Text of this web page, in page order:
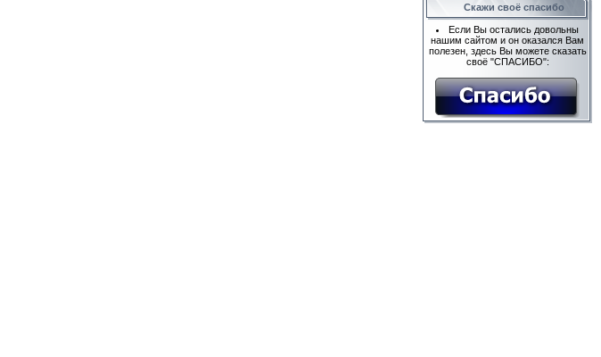
Скажи своё спасибо
Если Вы остались довольны
нашим сайтом и он оказался Вам
полезен, здесь Вы можете сказать
своё "СПАСИБО":